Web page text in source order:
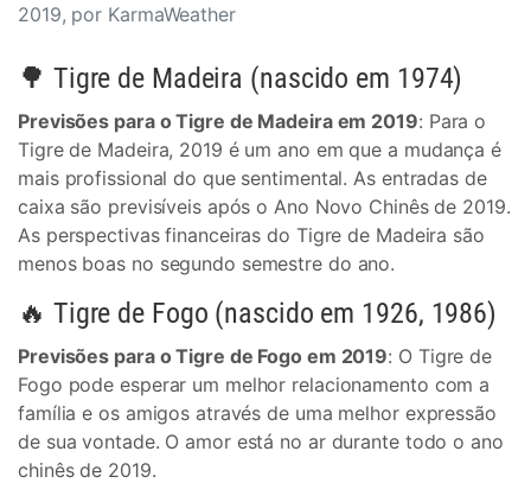
2019, por KarmaWeather
🌳 Tigre de Madeira (nascido em 1974)
Previsões para o Tigre de Madeira em 2019: Para o
Tigre de Madeira, 2019 é um ano em que a mudança é
mais profissional do que sentimental. As entradas de
caixa são previsíveis após o Ano Novo Chinês de 2019.
As perspectivas financeiras do Tigre de Madeira são
menos boas no segundo semestre do ano.
🔥 Tigre de Fogo (nascido em 1926, 1986)
Previsões para o Tigre de Fogo em 2019: O Tigre de
Fogo pode esperar um melhor relacionamento com a
família e os amigos através de uma melhor expressão
de sua vontade. O amor está no ar durante todo o ano
chinês de 2019.